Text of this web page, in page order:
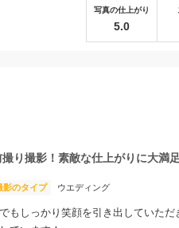
写真の仕上がり
5.0
り撮影！素敵な仕上がりに大満
影のタイプ ウエディング
もしっかり笑顔を引き出していた